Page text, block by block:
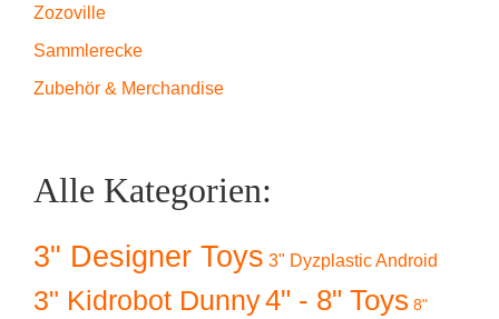
Zozoville
Sammlerecke
Zubehör & Merchandise
Alle Kategorien:
3" Designer Toys 3" Dyzplastic Android
3" Kidrobot Dunny4" - 8" Toys 8"